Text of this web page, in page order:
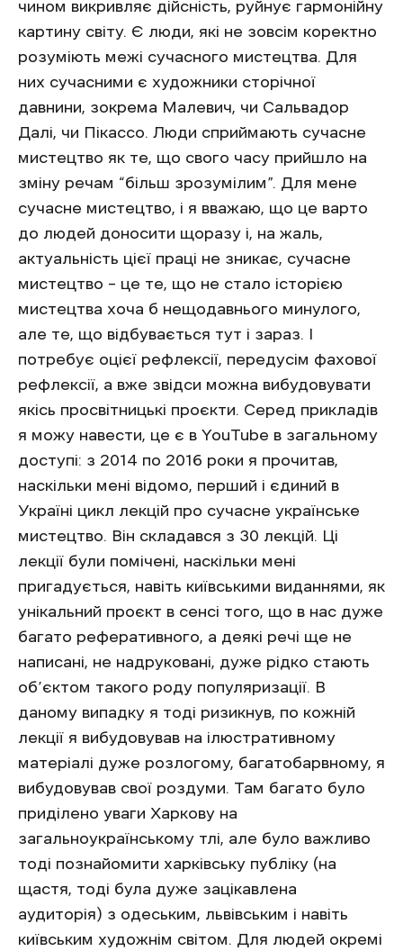
чином викривляє дійсність, руйнує гармонійну
картину світу. Є люди, які не зовсім коректно
розуміють межі сучасного мистецтва. Для
них сучасними є художники сторічної
давнини, зокрема Малевич, чи Сальвадор
Далі, чи Пікассо. Люди сприймають сучасне
мистецтво як те, що свого часу прийшло на
зміну речам “більш зрозумілим”. Для мене
сучасне мистецтво, і я вважаю, що це варто
до людей доносити щоразу і, на жаль,
актуальність цієї праці не зникає, сучасне
мистецтво – це те, що не стало історією
мистецтва хоча б нещодавнього минулого,
але те, що відбувається тут і зараз. І
потребує оцієї рефлексії, передусім фахової
рефлексії, а вже звідси можна вибудовувати
якісь просвітницькі проєкти. Серед прикладів
я можу навести, це є в YouTube в загальному
доступі: з 2014 по 2016 роки я прочитав,
наскільки мені відомо, перший і єдиний в
Україні цикл лекцій про сучасне українське
мистецтво. Він складався з 30 лекцій. Ці
лекції були помічені, наскільки мені
пригадується, навіть київськими виданнями, як
унікальний проєкт в сенсі того, що в нас дуже
багато реферативного, а деякі речі ще не
написані, не надруковані, дуже рідко стають
об’єктом такого роду популяризації. В
даному випадку я тоді ризикнув, по кожній
лекції я вибудовував на ілюстративному
матеріалі дуже розлогому, багатобарвному, я
вибудовував свої роздуми. Там багато було
приділено уваги Харкову на
загальноукраїнському тлі, але було важливо
тоді познайомити харківську публіку (на
щастя, тоді була дуже зацікавлена
аудиторія) з одеським, львівським і навіть
київським художнім світом. Для людей окремі